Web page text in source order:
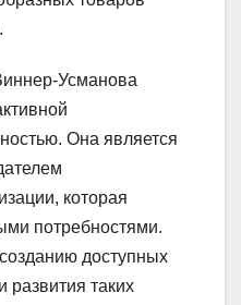
Усманова
Она является
которая
потребностями.
доступных
развития таких